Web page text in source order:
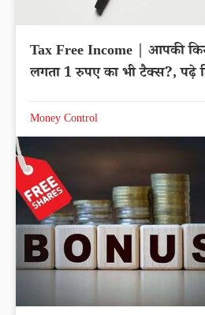
Tax Free Income | आपकी
लगता 1 रुपए का भी टैक्स?, पढ़े
Money Control